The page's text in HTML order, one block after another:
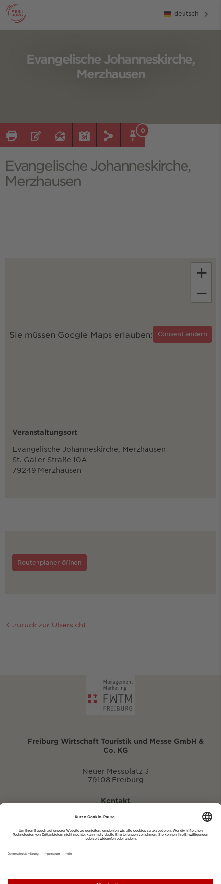
deutsch
Evangelische Johanneskirche,
Merzhausen
0
Evangelische Johanneskirche,
Merzhausen
Sie müssen Google Maps erlauben: Consent ändern
+
−
Veranstaltungsort
Evangelische Johanneskirche, Merzhausen
St. Galler Straße 10A
79249 Merzhausen
Routenplaner öffnen
zurück zur Übersicht
Freiburg Wirtschaft Touristik und Messe GmbH &
Co. KG
Neuer Messplatz 3
79108 Freiburg
Kontakt
eventportal@fwtm.de